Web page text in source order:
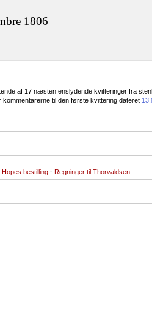
1806
af 17 næsten enslydende kvitteringer fra
kommentarerne til den første kvittering dateret
bestilling · Regninger til Thorvaldsen